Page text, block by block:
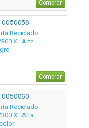
Comprar
Reciclado
XL Alta
Comprar
Reciclado
XL Alta